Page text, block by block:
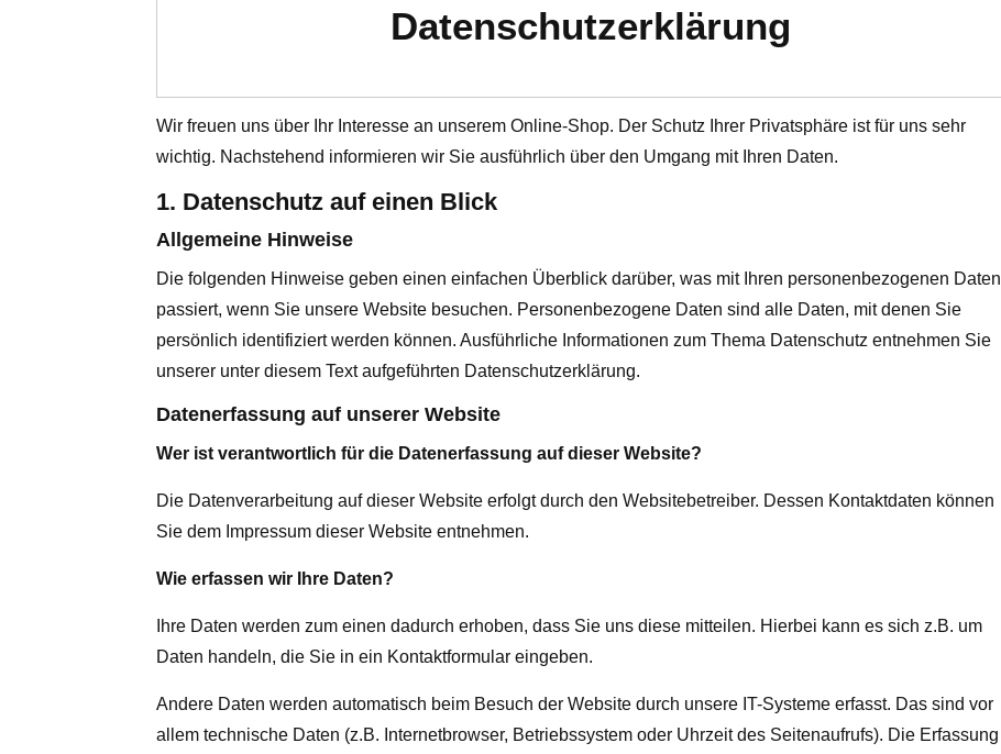
Datenschutzerklärung
Wir freuen uns über Ihr Interesse an unserem Online-Shop. Der Schutz Ihrer Privatsphäre ist für uns sehr
wichtig. Nachstehend informieren wir Sie ausführlich über den Umgang mit Ihren Daten.
1. Datenschutz auf einen Blick
Allgemeine Hinweise
Die folgenden Hinweise geben einen einfachen Überblick darüber, was mit Ihren personenbezogenen Daten
passiert, wenn Sie unsere Website besuchen. Personenbezogene Daten sind alle Daten, mit denen Sie
persönlich identifiziert werden können. Ausführliche Informationen zum Thema Datenschutz entnehmen Sie
unserer unter diesem Text aufgeführten Datenschutzerklärung.
Datenerfassung auf unserer Website
Wer ist verantwortlich für die Datenerfassung auf dieser Website?
Die Datenverarbeitung auf dieser Website erfolgt durch den Websitebetreiber. Dessen Kontaktdaten können
Sie dem Impressum dieser Website entnehmen.
Wie erfassen wir Ihre Daten?
Ihre Daten werden zum einen dadurch erhoben, dass Sie uns diese mitteilen. Hierbei kann es sich z.B. um
Daten handeln, die Sie in ein Kontaktformular eingeben.
Andere Daten werden automatisch beim Besuch der Website durch unsere IT-Systeme erfasst. Das sind vor
allem technische Daten (z.B. Internetbrowser, Betriebssystem oder Uhrzeit des Seitenaufrufs). Die Erfassung